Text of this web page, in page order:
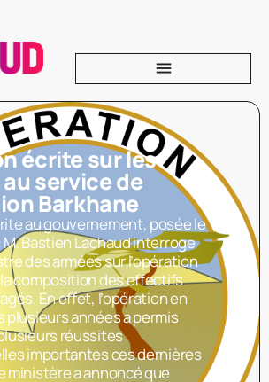
écrite sur les
service de
Barkhane
au gouvernement, posée le
M. Bastien Lachaud interroge
des armées sur l’opération
composition des effectifs
En effet, l’opération en
plusieurs années a permis
réussites
importantes ces dernières
ministère a annoncé que